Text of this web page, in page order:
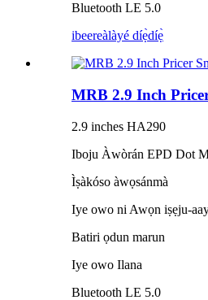
Bluetooth LE 5.0
ibeereàlàyé díẹ̀díẹ̀
MRB 2.9 Inch
2.9 inches HA290
Iboju Àwòrán EPD Dot
Ìṣàkóso àwọsánmà
Iye owo ni Awọn iṣẹju-
Batiri ọdun marun
Iye owo Ilana
Bluetooth LE 5.0